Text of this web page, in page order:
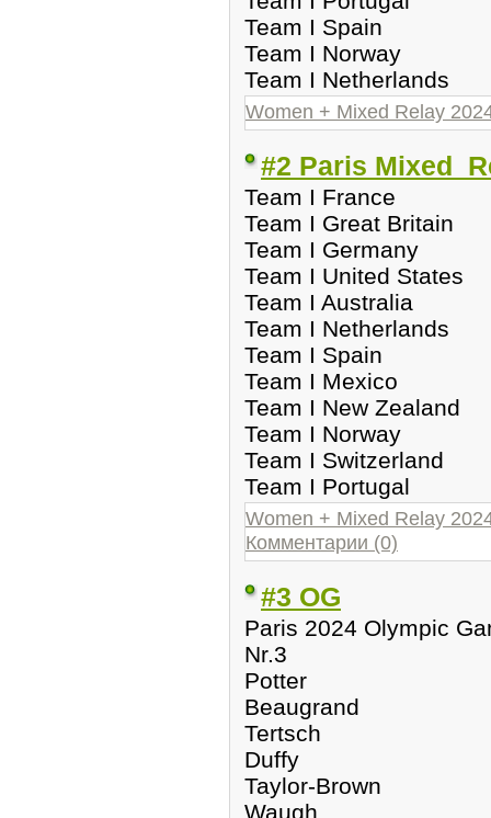
Team I Spain
Team I Norway
Team I Netherlands
Women + Mixed Relay
#2 Paris
Team I France
Team I Great Britain
Team I Germany
Team I United States
Team I Australia
Team I Netherlands
Team I Spain
Team I Mexico
Team I New Zealand
Team I Norway
Team I Switzerland
Team I Portugal
Women + Mixed Relay
Комментарии (0)
#3 OG
Paris 2024 Olympic
Nr.3
Potter
Beaugrand
Tertsch
Duffy
Taylor-Brown
Waugh